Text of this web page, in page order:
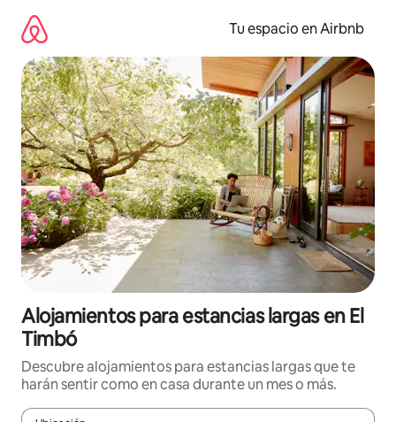
contenido
Tu espacio en Airbnb
Alojamientos para estancias largas en El
Timbó
Descubre alojamientos para estancias largas que te
harán sentir como en casa durante un mes o más.